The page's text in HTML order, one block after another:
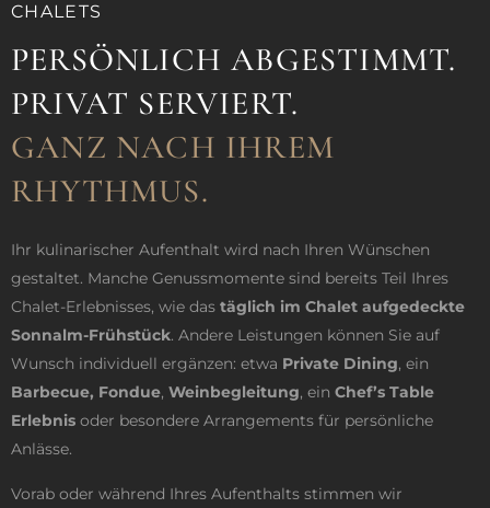
CHALETS
PERSÖNLICH ABGESTIMMT.
PRIVAT SERVIERT.
GANZ NACH IHREM
RHYTHMUS.
Ihr kulinarischer Aufenthalt wird nach Ihren Wünschen
gestaltet. Manche Genussmomente sind bereits Teil Ihres
Chalet-Erlebnisses, wie das täglich im Chalet aufgedeckte
Sonnalm-Frühstück. Andere Leistungen können Sie auf
Wunsch individuell ergänzen: etwa Private Dining, ein
Barbecue, Fondue, Weinbegleitung, ein Chef’s Table
Erlebnis oder besondere Arrangements für persönliche
Anlässe.
Vorab oder während Ihres Aufenthalts stimmen wir